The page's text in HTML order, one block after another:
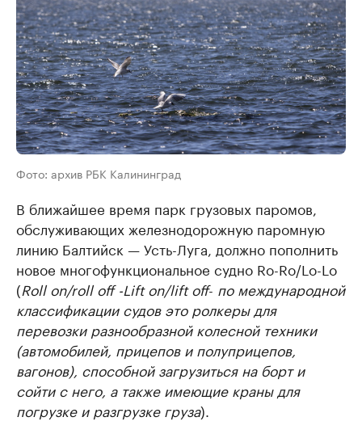
Фото: архив РБК Калининград
В ближайшее время парк грузовых паромов,
обслуживающих железнодорожную паромную
линию Балтийск — Усть-Луга, должно пополнить
новое многофункциональное судно Ro-Ro/Lo-Lo
(Roll on/roll off -Lift on/lift off- по международной
классификации судов это ролкеры для
перевозки разнообразной колесной техники
(автомобилей, прицепов и полуприцепов,
вагонов), способной загрузиться на борт и
сойти с него, а также имеющие краны для
погрузке и разгрузке груза).